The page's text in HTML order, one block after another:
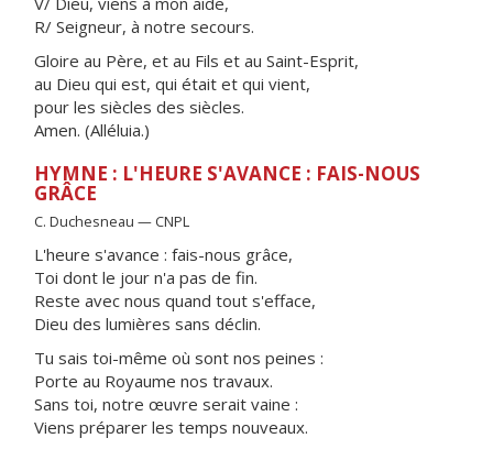
R/ Seigneur, à notre secours.
Gloire au Père, et au Fils et au Saint-Esprit,
au Dieu qui est, qui était et qui vient,
pour les siècles des siècles.
Amen. (Alléluia.)
HYMNE : L'HEURE S'AVANCE : FAIS-NOUS
GRÂCE
C. Duchesneau — CNPL
L'heure s'avance : fais-nous grâce,
Toi dont le jour n'a pas de fin.
Reste avec nous quand tout s'efface,
Dieu des lumières sans déclin.
Tu sais toi-même où sont nos peines :
Porte au Royaume nos travaux.
Sans toi, notre œuvre serait vaine :
Viens préparer les temps nouveaux.